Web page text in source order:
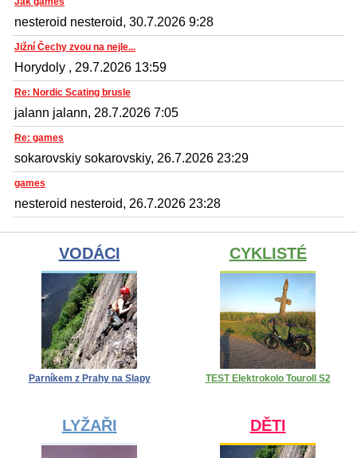
nesteroid nesteroid, 30.7.2026 9:28
Jižní Čechy zvou na nejle...
Horydoly , 29.7.2026 13:59
Re: Nordic Scating brusle
jalann jalann, 28.7.2026 7:05
Re: games
sokarovskiy sokarovskiy, 26.7.2026 23:29
games
nesteroid nesteroid, 26.7.2026 23:28
VODÁCI
Parníkem z Prahy na Slapy
CYKLISTÉ
TEST Elektrokolo Touroll S2
LYŽAŘI DĚTI